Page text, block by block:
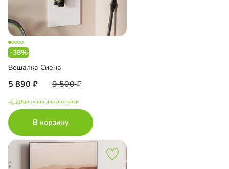
-38%
Вешалка Сиена
5 890 9 500
Доступно для доставки
В корзину